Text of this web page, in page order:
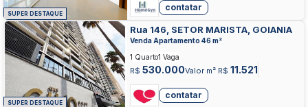
SUPER DESTAQUE
contatar
SUPER DESTAQUE
Rua 146, SETOR MARISTA, GOIANIA
Venda Apartamento 46 m²
R$ 530.000Valor m² R$ 11.521
1 Quarto1 Vaga
contatar